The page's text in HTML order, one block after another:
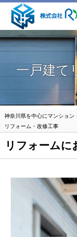
一戸建て
神奈川県を中心にマンション
リフォーム・改修工事
リフォームに